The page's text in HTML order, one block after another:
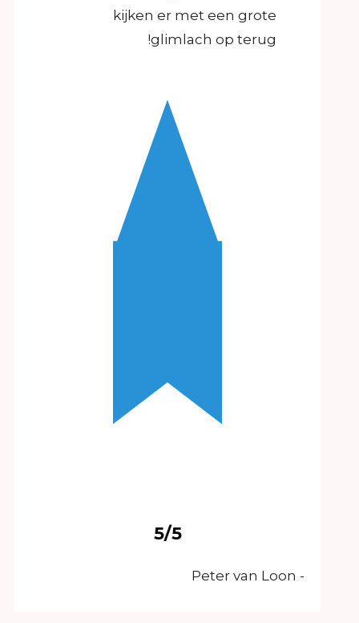
kijken er met een grote
glimlach op terug!
5/5
- Peter van Loon